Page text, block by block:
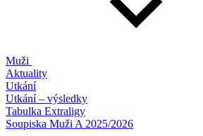
Muži
Aktuality
Utkání
Utkání – výsledky
Tabulka Extraligy
Soupiska Muži A 2025/2026